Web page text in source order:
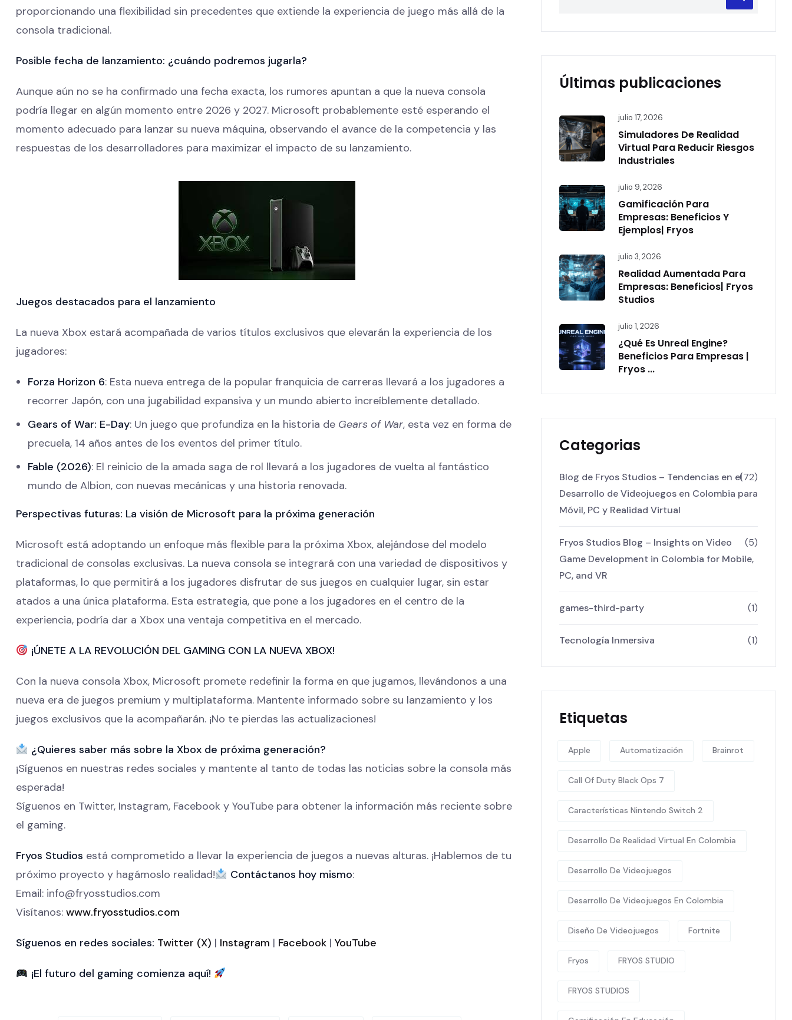
proporcionando una flexibilidad sin precedentes que extiende la experiencia de juego más allá de la
consola tradicional.
Posible fecha de lanzamiento: ¿cuándo podremos jugarla?
Aunque aún no se ha confirmado una fecha exacta, los rumores apuntan a que la nueva consola
podría llegar en algún momento entre 2026 y 2027. Microsoft probablemente esté esperando el
momento adecuado para lanzar su nueva máquina, observando el avance de la competencia y las
respuestas de los desarrolladores para maximizar el impacto de su lanzamiento.
Juegos destacados para el lanzamiento
La nueva Xbox estará acompañada de varios títulos exclusivos que elevarán la experiencia de los
jugadores:
Forza Horizon 6: Esta nueva entrega de la popular franquicia de carreras llevará a los jugadores a
recorrer Japón, con una jugabilidad expansiva y un mundo abierto increíblemente detallado.
Gears of War: E-Day: Un juego que profundiza en la historia de Gears of War, esta vez en forma de
precuela, 14 años antes de los eventos del primer título.
Fable (2026): El reinicio de la amada saga de rol llevará a los jugadores de vuelta al fantástico
mundo de Albion, con nuevas mecánicas y una historia renovada.
Perspectivas futuras: La visión de Microsoft para la próxima generación
Microsoft está adoptando un enfoque más flexible para la próxima Xbox, alejándose del modelo
tradicional de consolas exclusivas. La nueva consola se integrará con una variedad de dispositivos y
plataformas, lo que permitirá a los jugadores disfrutar de sus juegos en cualquier lugar, sin estar
atados a una única plataforma. Esta estrategia, que pone a los jugadores en el centro de la
experiencia, podría dar a Xbox una ventaja competitiva en el mercado.
¡ÚNETE A LA REVOLUCIÓN DEL GAMING CON LA NUEVA XBOX!
Con la nueva consola Xbox, Microsoft promete redefinir la forma en que jugamos, llevándonos a una
nueva era de juegos premium y multiplataforma. Mantente informado sobre su lanzamiento y los
juegos exclusivos que la acompañarán. ¡No te pierdas las actualizaciones!
¿Quieres saber más sobre la Xbox de próxima generación?
¡Síguenos en nuestras redes sociales y mantente al tanto de todas las noticias sobre la consola más
esperada!
Síguenos en Twitter, Instagram, Facebook y YouTube para obtener la información más reciente sobre
el gaming.
Fryos Studios está comprometido a llevar la experiencia de juegos a nuevas alturas. ¡Hablemos de tu
próximo proyecto y hagámoslo realidad!
Contáctanos hoy mismo:
Email: info@fryosstudios.com
Visítanos: www.fryosstudios.com
Síguenos en redes sociales: Twitter (X) | Instagram | Facebook | YouTube
¡El futuro del gaming comienza aquí!
Últimas publicaciones
julio 17, 2026
Simuladores De Realidad
Virtual Para Reducir Riesgos
Industriales
julio 9, 2026
Gamificación Para
Empresas: Beneficios Y
Ejemplos| Fryos
julio 3, 2026
Realidad Aumentada Para
Empresas: Beneficios| Fryos
Studios
julio 1, 2026
¿Qué Es Unreal Engine?
Beneficios Para Empresas |
Fryos ...
Categorias
Blog de Fryos Studios – Tendencias en el
Desarrollo de Videojuegos en Colombia para
Móvil, PC y Realidad Virtual
(72)
Fryos Studios Blog – Insights on Video
Game Development in Colombia for Mobile,
PC, and VR
(5)
games-third-party (1)
Tecnología Inmersiva (1)
Etiquetas
Apple Automatización Brainrot
Call Of Duty Black Ops 7
Características Nintendo Switch 2
Desarrollo De Realidad Virtual En Colombia
Desarrollo De Videojuegos
Desarrollo De Videojuegos En Colombia
Diseño De Videojuegos Fortnite
Fryos FRYOS STUDIO
FRYOS STUDIOS